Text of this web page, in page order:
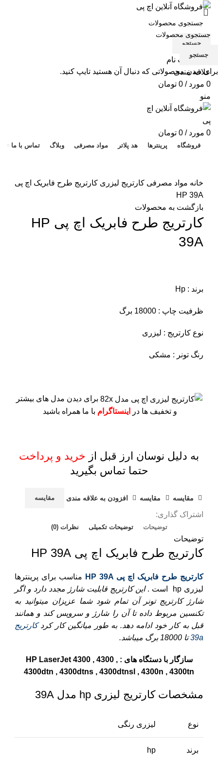
جستجو
ورود / ثبت نام
علاقه مندی
0 مورد /
0 تومان
منو
0 مورد /
0 تومان
فروشگاه پرینترها هد پلاتر مواد مصرفی وبلاگ تماس با ما
خانه مواد مصرفی کارتریج لیزری کارتریج طرح فابریک اچ پی
HP 39A
بازگشت به محصولات
کارتریج طرح فابریک اچ پی HP
39A
برند : Hp
ظرفیت چاپ : 18000 برگ
نوع کارتریج : لیزری
رنگ تونر : مشکی
برای دیدن مدل های بیشتر
و تخفیف ها در
اینستاگرام با ما همراه باشید
به دلیل نوسان ارز قبل از خرید و پرداخت
حتما تماس بگیرید
مقايسه مقایسه افزودن به علاقه مندی مقایسه
اشتراک گذاری:
توضیحات توضیحات تکمیلی نظرات (0)
توضیحات
کارتریج طرح فابریک اچ پی HP 39A
کارتریج طرح فابریک اچ پی HP 39A
مناسب برای پرینترها
لیزری
است . این کارتریج قابلیت شارژ مجدد دارد و اگر
شارژ کارتریج تونر آن تمام شود شما عزیزان میتوانید به
تکنسین مربوط داده تا آن را شارژ و سرویس کند و همانند
قبل به کار خود ادامه دهد. به طور میانگین کار کردکارتریج
39aتا 18000 برگ میباشد.
سازگار با دستگاه های : HP LaserJet 4300 , 4300 ,
4300dtn , 4300dtns , 4300dtnsl , 4300n , 4300tn
مشخصات کارتریج لیزری hp مدل 39A
نوع لیزری رنگی
برند
جستجو
برای دیدن محصولاتی که دنبال آن هستید تایپ کنید.